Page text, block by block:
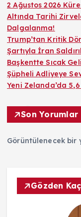
2 Ağustos 2026
Altında Tarihi
Dalgalanma!
Trump’tan Kritik
Şartıyla İran
Başkentte Sıcak
Şüpheli Adliyeye
Yeni Zelanda’da
Son Yorumlar
Görüntülenecek bir
Gözden